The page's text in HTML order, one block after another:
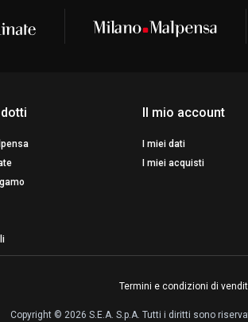
Il mio account
I miei dati
I miei acquisti
Termini e condizioni di
Copyright © 2026 S.E.A. S.p.A. Tutti i diritti sono